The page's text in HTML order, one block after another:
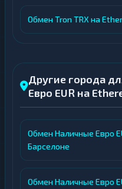
Обмен Tron TRX на
Другие города
Евро EUR на
Обмен Наличные Евро
Барселоне
Обмен Наличные Евро